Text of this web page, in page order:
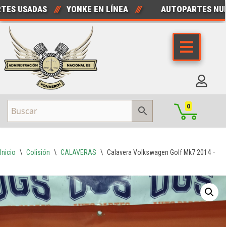
Saltar
al
contenido
USADAS /// YONKE EN LÍNEA /// AUTOPARTES
0
Inicio \ Colisión \ CALAVERAS \ Calavera Volkswagen Golf Mk7 2014 –